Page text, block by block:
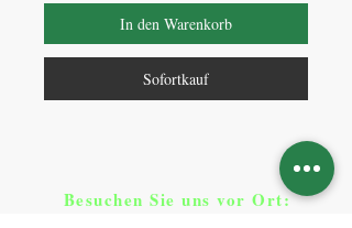
In den Warenkorb
Sofortkauf
Besuchen Sie uns vor Ort​: